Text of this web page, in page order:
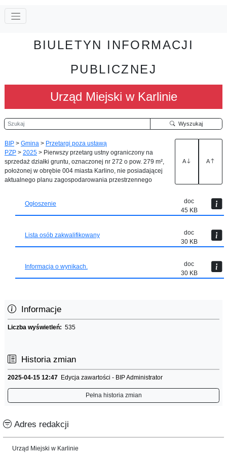
BIULETYN INFORMACJI
PUBLICZNEJ
Urząd Miejski w Karlinie
Szukaj Wyszukaj
BIP > Gmina > Przetargi poza ustawą
PZP > 2025 > Pierwszy przetarg ustny ograniczony na
sprzedaż działki gruntu, oznaczonej nr 272 o pow. 279 m²,
położonej w obrębie 004 miasta Karlino, nie posiadającej
aktualnego planu zagospodarowania przestrzennego
A A
Ogłoszenie
doc
45 KB
Lista osób zakwalifikowany
doc
30 KB
Informacja o wynikach.
doc
30 KB
Informacje
Liczba wyświetleń: 535
Historia zmian
2025-04-15 12:47 Edycja zawartości - BIP Administrator
Pełna historia zmian
Adres redakcji
Urząd Miejski w Karlinie